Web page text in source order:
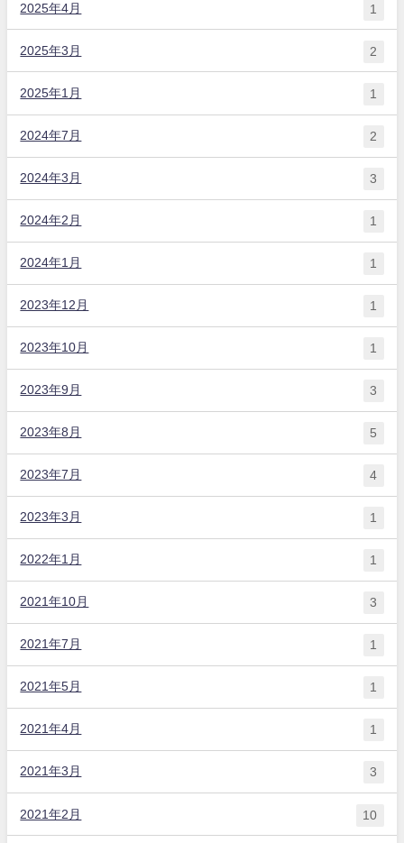
2025年4月 1
2025年3月 2
2025年1月 1
2024年7月 2
2024年3月 3
2024年2月 1
2024年1月 1
2023年12月 1
2023年10月 1
2023年9月 3
2023年8月 5
2023年7月 4
2023年3月 1
2022年1月 1
2021年10月 3
2021年7月 1
2021年5月 1
2021年4月 1
2021年3月 3
2021年2月 10